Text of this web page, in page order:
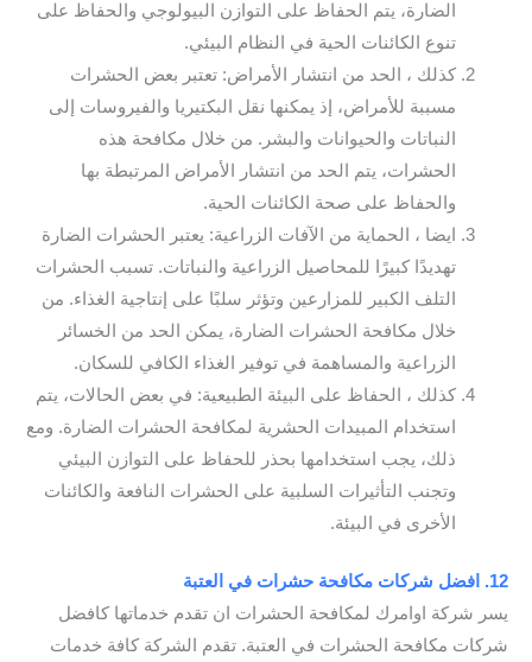
الضارة، يتم الحفاظ على التوازن البيولوجي والحفاظ على
تنوع الكائنات الحية في النظام البيئي.
كذلك ، الحد من انتشار الأمراض: تعتبر بعض الحشرات
مسببة للأمراض، إذ يمكنها نقل البكتيريا والفيروسات إلى
النباتات والحيوانات والبشر. من خلال مكافحة هذه
الحشرات، يتم الحد من انتشار الأمراض المرتبطة بها
والحفاظ على صحة الكائنات الحية.
ايضا ، الحماية من الآفات الزراعية: يعتبر الحشرات الضارة
تهديدًا كبيرًا للمحاصيل الزراعية والنباتات. تسبب الحشرات
التلف الكبير للمزارعين وتؤثر سلبًا على إنتاجية الغذاء. من
خلال مكافحة الحشرات الضارة، يمكن الحد من الخسائر
الزراعية والمساهمة في توفير الغذاء الكافي للسكان.
كذلك ، الحفاظ على البيئة الطبيعية: في بعض الحالات، يتم
استخدام المبيدات الحشرية لمكافحة الحشرات الضارة. ومع
ذلك، يجب استخدامها بحذر للحفاظ على التوازن البيئي
وتجنب التأثيرات السلبية على الحشرات النافعة والكائنات
الأخرى في البيئة.
12. افضل شركات مكافحة حشرات في العتبة
يسر شركة اوامرك لمكافحة الحشرات ان تقدم خدماتها كافضل
شركات مكافحة الحشرات في العتبة. تقدم الشركة كافة خدمات